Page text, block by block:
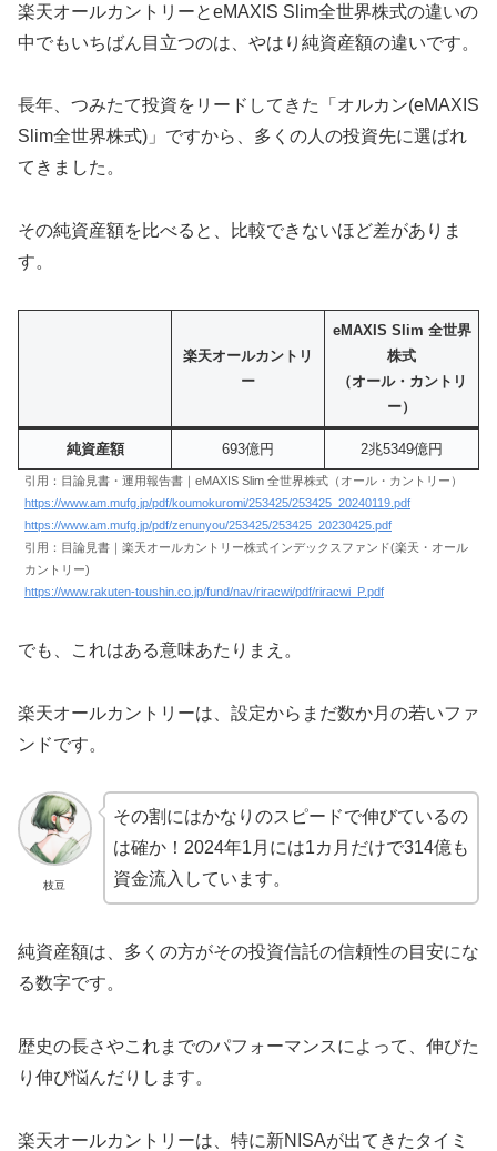
楽天オールカントリーとeMAXIS Slim全世界株式の違いの
中でもいちばん目立つのは、やはり純資産額の違いです。
長年、つみたて投資をリードしてきた「オルカン(eMAXIS
Slim全世界株式)」ですから、多くの人の投資先に選ばれ
てきました。
その純資産額を比べると、比較できないほど差がありま
す。
楽天オールカントリ
ー
eMAXIS Slim 全世界
株式
（オール・カントリ
ー）
純資産額 693億円 2兆5349億円
引用：目論見書・運用報告書｜eMAXIS Slim 全世界株式（オール・カントリー）
https://www.am.mufg.jp/pdf/koumokuromi/253425/253425_20240119.pdf
https://www.am.mufg.jp/pdf/zenunyou/253425/253425_20230425.pdf
引用：目論見書｜楽天オールカントリー株式インデックスファンド(楽天・オール
カントリー)
https://www.rakuten-toushin.co.jp/fund/nav/riracwi/pdf/riracwi_P.pdf
でも、これはある意味あたりまえ。
楽天オールカントリーは、設定からまだ数か月の若いファ
ンドです。
枝豆
その割にはかなりのスピードで伸びているの
は確か！2024年1月には1カ月だけで314億も
資金流入しています。
純資産額は、多くの方がその投資信託の信頼性の目安にな
る数字です。
歴史の長さやこれまでのパフォーマンスによって、伸びた
り伸び悩んだりします。
楽天オールカントリーは、特に新NISAが出てきたタイミ